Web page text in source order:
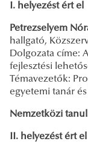
I. helyezést ért el
Petrezselyem
hallgató,
Dolgozata címe:
fejlesztési
Témavezetők:
egyetemi tanár
Nemzetközi
II. helyezést ért el